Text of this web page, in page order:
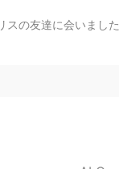
に帰ってからまたロックダウンになっち